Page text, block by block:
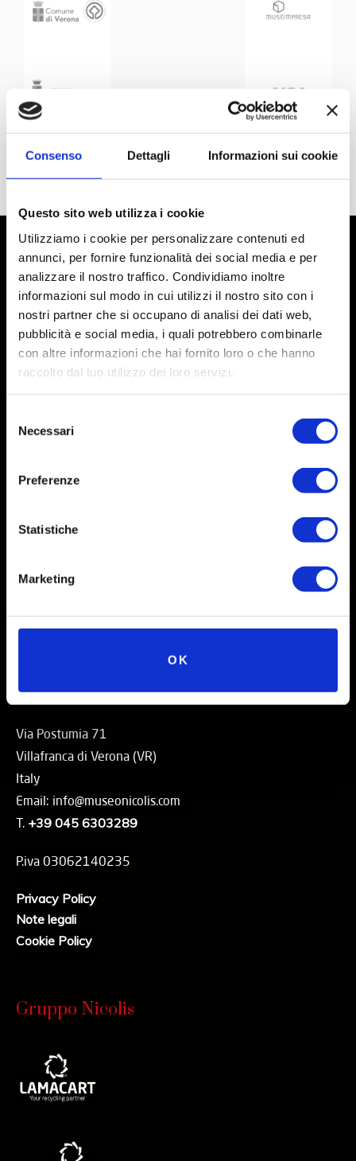
Consenso Dettagli Informazioni sui cookie
Questo sito web utilizza i cookie
Utilizziamo i cookie per personalizzare contenuti ed
annunci, per fornire funzionalità dei social media e per
analizzare il nostro traffico. Condividiamo inoltre
informazioni sul modo in cui utilizzi il nostro sito con i
nostri partner che si occupano di analisi dei dati web,
pubblicità e social media, i quali potrebbero combinarle
con altre informazioni che hai fornito loro o che hanno
raccolto dal tuo utilizzo dei loro servizi.
delNecessari
Preferenze
Statistiche
Marketing
OK
Social
X
TikTok
Contatti
Via Postumia 71
Villafranca di Verona (VR)
Italy
Email: info@museonicolis.com
T. +39 045 6303289
P.iva 03062140235
Privacy Policy
Note legali
Cookie Policy
Gruppo Nicolis